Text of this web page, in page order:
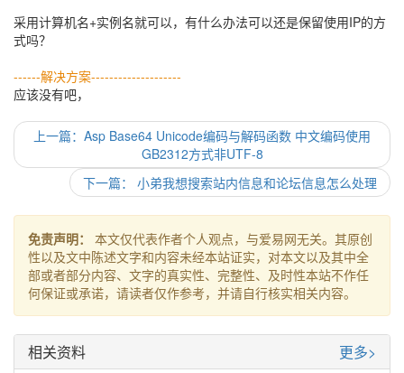
采用计算机名+实例名就可以，有什么办法可以还是保留使用IP的方
式吗？
------解决方案--------------------
应该没有吧，
上一篇：Asp Base64 Unicode编码与解码函数 中文编码使用
GB2312方式非UTF-8
下一篇： 小弟我想搜索站内信息和论坛信息怎么处理
免责声明：
本文仅代表作者个人观点，与爱易网无关。其原创
性以及文中陈述文字和内容未经本站证实，对本文以及其中全
部或者部分内容、文字的真实性、完整性、及时性本站不作任
何保证或承诺，请读者仅作参考，并请自行核实相关内容。
相关资料 更多>